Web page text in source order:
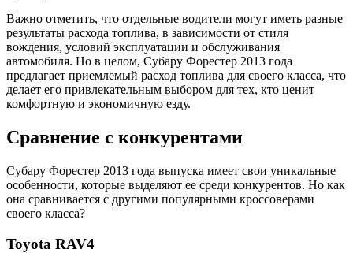
Важно отметить, что отдельные водители могут иметь разные
результаты расхода топлива, в зависимости от стиля
вождения, условий эксплуатации и обслуживания
автомобиля. Но в целом, Субару Форестер 2013 года
предлагает приемлемый расход топлива для своего класса, что
делает его привлекательным выбором для тех, кто ценит
комфортную и экономичную езду.
Сравнение с конкурентами
Субару Форестер 2013 года выпуска имеет свои уникальные
особенности, которые выделяют ее среди конкурентов. Но как
она сравнивается с другими популярными кроссоверами
своего класса?
Toyota RAV4